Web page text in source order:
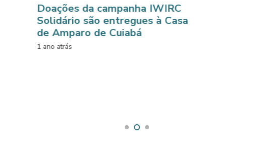
Doações da campanha IWIRC
Solidário são entregues à Casa
de Amparo de Cuiabá